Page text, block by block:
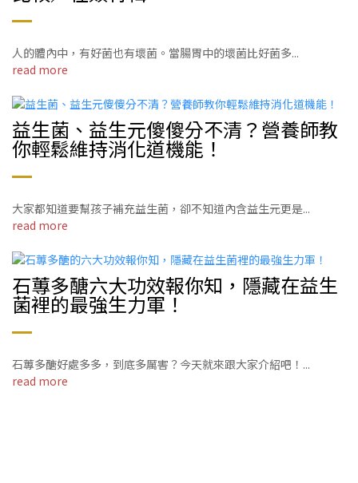
人的體內中，有好菌也有壞菌。當腸胃中的壞菌比好菌多...
read more
益生菌、益生元傻傻分不清？營養師教
你輕鬆維持消化道機能！
大家都知道要幫孩子補充益生菌，卻不知道內含益生元更是...
read more
石蓴多醣六大功效報你知，隱藏在益生
菌裡的最強生力軍！
石蓴多醣好處多多，到底多厲害？今天就來跟大家介紹吧！...
read more